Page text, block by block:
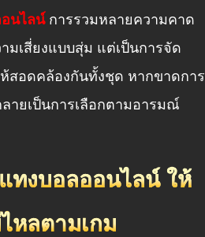
นไลน์การรวมหลายความคาด
มเสี่ยงแบบสุ่ม แต่เป็นการจัด
สอดคล้องกันทั้งชุด หากขาดการ
ายเป็นการเลือกตามอารมณ์
ทงบอลออนไลน์ ให้
หลตามเกม